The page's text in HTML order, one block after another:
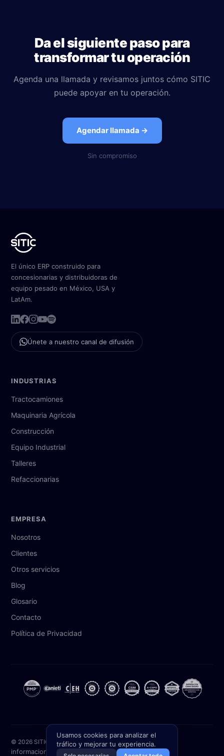
Da el siguiente paso para
transformar tu operación
Agenda una llamada y revisamos juntos cómo SITIC
puede apoyar en tu operación.
Agendar llamada →
Sin compromiso
El único ERP construido para
concesionarias y distribuidoras de
equipo pesado en México, USA y
LatAm.
Únete a nuestro canal de difusión
INDUSTRIAS
Tractocamiones
Maquinaria Agrícola
Construcción
Equipo Industrial
Talleres
Refaccionarias
EMPRESA
Nosotros
Clientes
Otros servicios
Blog
Glosario
Contacto
Política de Privacidad
© 2026 SITIC Software. Todos los derechos reservados.
informacion@siticsoftware.com (871) 227 2000
Usamos cookies para analizar el
tráfico y mejorar tu experiencia.